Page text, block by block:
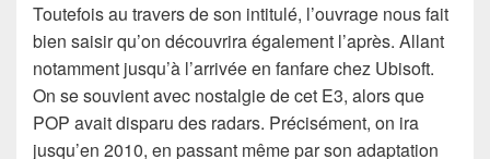
Toutefois au travers de son intitulé, l’ouvrage nous fait
bien saisir qu’on découvrira également l’après. Allant
notamment jusqu’à l’arrivée en fanfare chez Ubisoft.
On se souvient avec nostalgie de cet E3, alors que
POP avait disparu des radars. Précisément, on ira
jusqu’en 2010, en passant même par son adaptation